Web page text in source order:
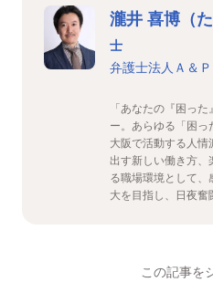
瀧井 喜博（
士
弁護士法人Ａ＆
「あなたの『困っ
ー。あらゆる「困
大阪で活動する人情
出す新しい働き方、
る職場環境として
大を目指し、日夜奮
この記事を